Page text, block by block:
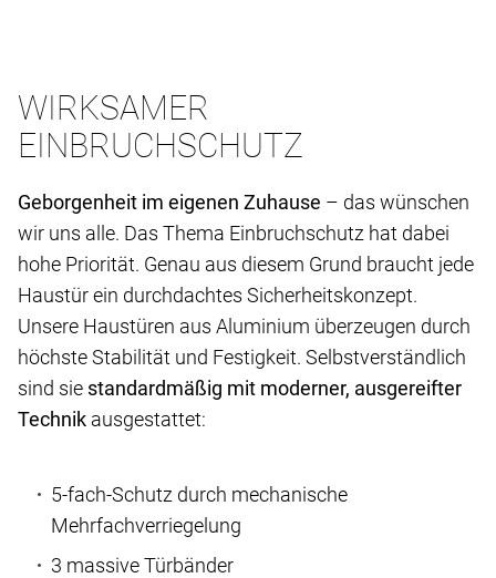
WIRKSAMER
EINBRUCHSCHUTZ
Geborgenheit im eigenen Zuhause – das wünschen
wir uns alle. Das Thema Einbruchschutz hat dabei
hohe Priorität. Genau aus diesem Grund braucht jede
Haustür ein durchdachtes Sicherheitskonzept.
Unsere Haustüren aus Aluminium überzeugen durch
höchste Stabilität und Festigkeit. Selbstverständlich
sind sie standardmäßig mit moderner, ausgereifter
Technik ausgestattet:
5-fach-Schutz durch mechanische
Mehrfachverriegelung
3 massive Türbänder